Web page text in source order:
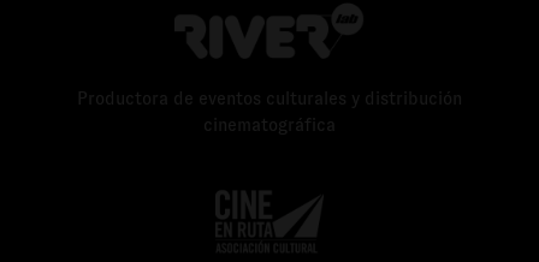
Productora de eventos culturales y distribución
cinematográfica